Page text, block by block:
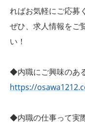
ればお気軽にご応募
ぜひ、求人情報をご
い！
◆内職にご興味のあ
https://
◆内職の仕事って実